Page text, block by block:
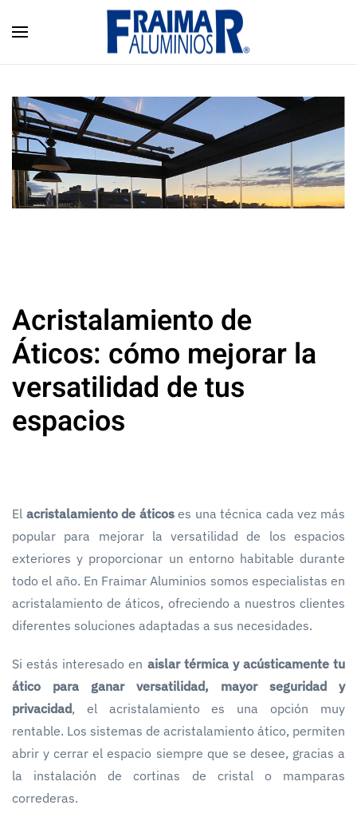
Skip to main content
Acristalamiento de
Áticos: cómo mejorar la
versatilidad de tus
espacios
El acristalamiento de áticoses una técnica cada vez más
popular para mejorar la versatilidad de los espacios
exteriores y proporcionar un entorno habitable durante
todo el año. En Fraimar Aluminios somos especialistas en
acristalamiento de áticos, ofreciendo a nuestros clientes
diferentes soluciones adaptadas a sus necesidades.
Si estás interesado en aislar térmica y acústicamente tu
ático para ganar versatilidad, mayor seguridad y
privacidad, el acristalamiento es una opción muy
rentable. Los sistemas de acristalamiento ático, permiten
abrir y cerrar el espacio siempre que se desee, gracias a
la instalación de cortinas de cristal o mamparas
correderas.